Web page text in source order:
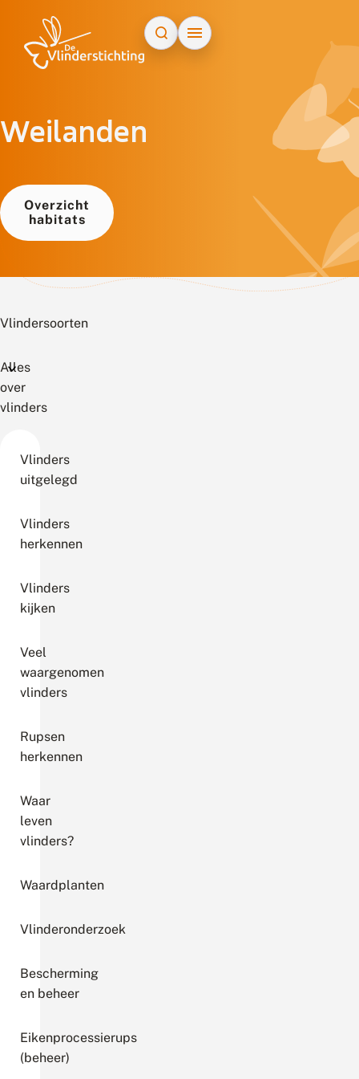
Weilanden
Overzicht
habitats
Vlindersoorten
Alles
over
vlinders
Vlinders
uitgelegd
Vlinders
herkennen
Vlinders
kijken
Veel
waargenomen
vlinders
Rupsen
herkennen
Waar
leven
vlinders?
Waardplanten
Vlinderonderzoek
Bescherming
en beheer
Eikenprocessierups
(beheer)